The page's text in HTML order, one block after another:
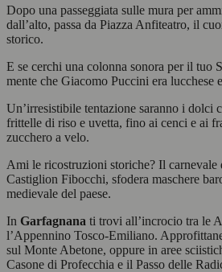
Dopo una passeggiata sulle mura per
dall’alto, passa da Piazza Anfiteatro, il
storico.
E se cerchi una colonna sonora per il tuo
mente che Giacomo Puccini era lucchese
Un’irresistibile tentazione saranno i dolci
frittelle di riso e uvetta, fino ai cenci e ai
zucchero a velo.
Ami le ricostruzioni storiche? Il
Castiglion Fibocchi, sfodera maschere
medievale del paese.
In Garfagnana ti trovi all’incrocio tra le
l’Appennino Tosco-Emiliano.
sul Monte Abetone, oppure in aree
Casone di Profecchia e il Passo delle